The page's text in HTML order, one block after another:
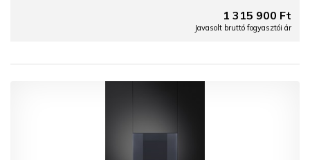
1 315 900 Ft
Javasolt bruttó fogyasztói ár